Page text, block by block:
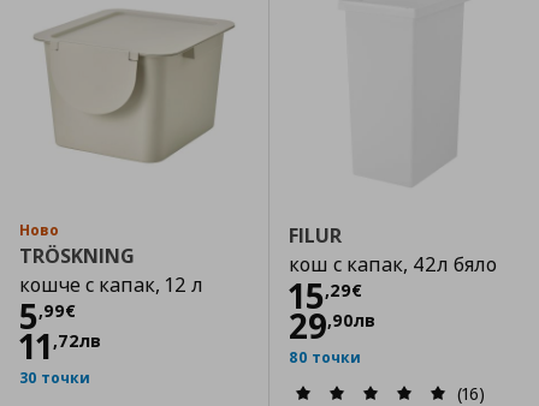
Ново
TRÖSKNING
кошче с капак, 12 л
5,99€
Цена
11 ,72лв
30 точки
FILUR
кош с капак, 42л бяло
15,29€
Цена
29,90лв
80 точки
(16)